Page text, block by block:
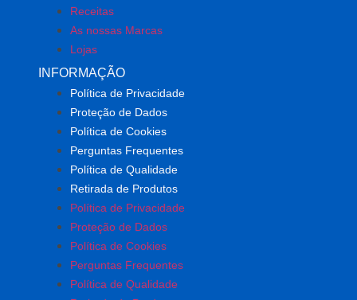
Receitas
As nossas Marcas
Lojas
INFORMAÇÃO
Política de Privacidade
Proteção de Dados
Política de Cookies
Perguntas Frequentes
Política de Qualidade
Retirada de Produtos
Política de Privacidade
Proteção de Dados
Política de Cookies
Perguntas Frequentes
Política de Qualidade